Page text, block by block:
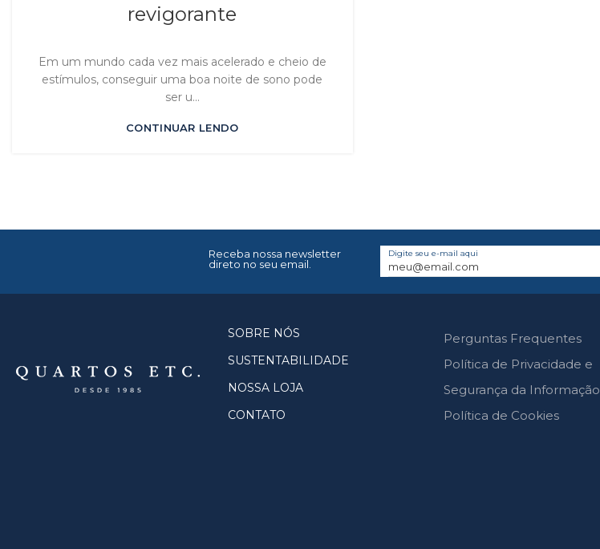
revigorante
Em um mundo cada vez mais acelerado e cheio de
estímulos, conseguir uma boa noite de sono pode
ser u...
CONTINUAR LENDO
Receba nossa newsletter
direto no seu email.
Digite seu e-mail aqui
SOBRE NÓS
SUSTENTABILIDADE
NOSSA LOJA
CONTATO
Perguntas Frequentes
Política de Privacidade e
Segurança da Informação
Política de Cookies